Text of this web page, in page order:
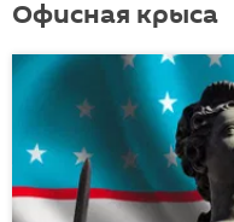
Офисная крыса